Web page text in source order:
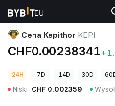
Ceny kryptowalut Cena Kepithor
Cena Kepithor KEPI
CHF0.00238341
24H 7D 14D 30D
Niski CHF 0.002359